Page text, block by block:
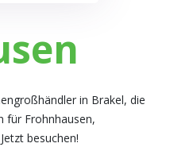
in Brakel, die
für Frohnhausen,
besuchen!